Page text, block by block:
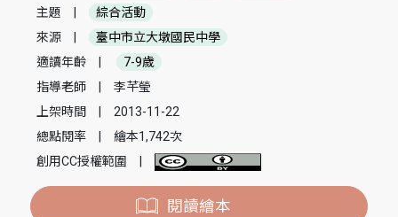
主題
綜合活動
來源
臺中市立大墩國民中學
適讀年齡
7-9歲
指導老師
李芊瑩
上架時間
2013-11-22
總點閱率
繪本1,742次
創用CC授權範圍
閱讀繪本